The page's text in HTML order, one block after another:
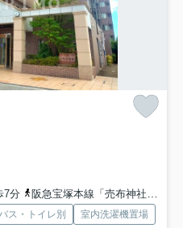
7分
阪急宝塚本線「売布神社」駅 徒歩10分
ス・トイレ別
室内洗濯機置場